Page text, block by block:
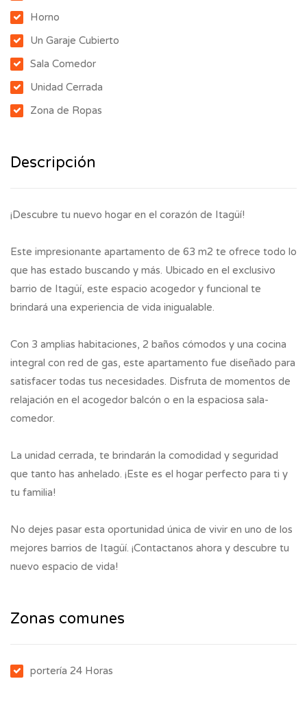
Horno
Un Garaje Cubierto
Sala Comedor
Unidad Cerrada
Zona de Ropas
Descripción
¡Descubre tu nuevo hogar en el corazón de Itagüí!
Este impresionante apartamento de 63 m2 te ofrece todo lo
que has estado buscando y más. Ubicado en el exclusivo
barrio de Itagüí, este espacio acogedor y funcional te
brindará una experiencia de vida inigualable.
Con 3 amplias habitaciones, 2 baños cómodos y una cocina
integral con red de gas, este apartamento fue diseñado para
satisfacer todas tus necesidades. Disfruta de momentos de
relajación en el acogedor balcón o en la espaciosa sala-
comedor.
La unidad cerrada, te brindarán la comodidad y seguridad
que tanto has anhelado. ¡Este es el hogar perfecto para ti y
tu familia!
No dejes pasar esta oportunidad única de vivir en uno de los
mejores barrios de Itagüí. ¡Contactanos ahora y descubre tu
nuevo espacio de vida!
Zonas comunes
portería 24 Horas